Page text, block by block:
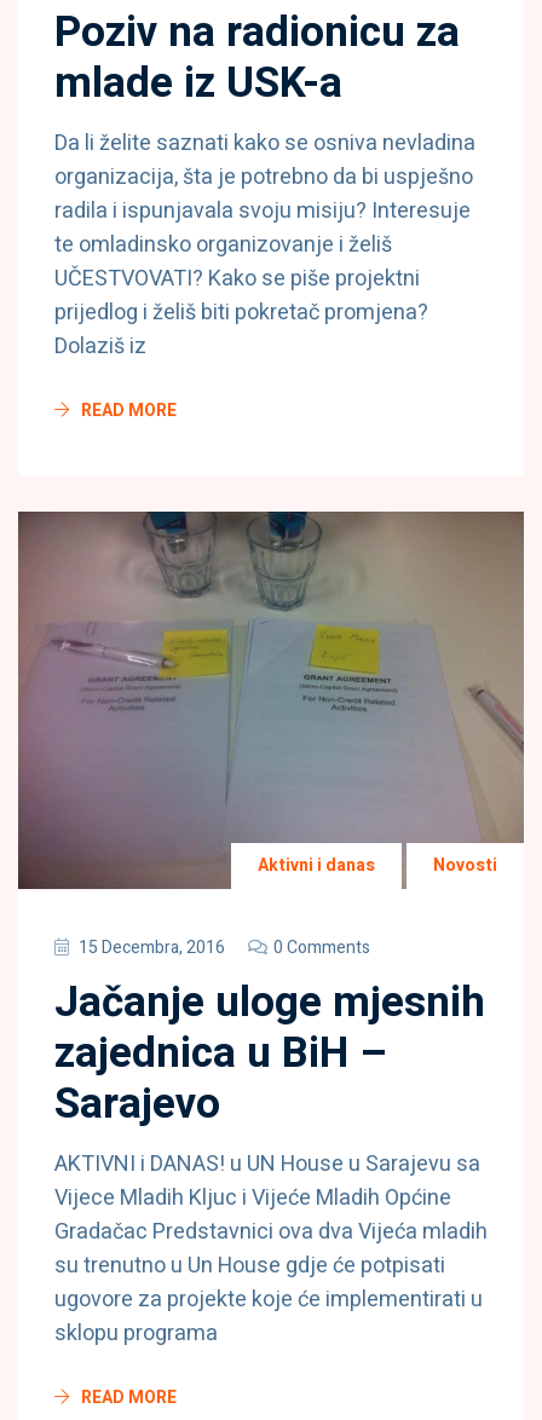
Poziv na radionicu za
mlade iz USK-a
Da li želite saznati kako se osniva nevladina
organizacija, šta je potrebno da bi uspješno
radila i ispunjavala svoju misiju? Interesuje
te omladinsko organizovanje i želiš
UČESTVOVATI? Kako se piše projektni
prijedlog i želiš biti pokretač promjena?
Dolaziš iz
READ MORE
Aktivni i danas Novosti
15 Decembra, 2016 0 Comments
Jačanje uloge mjesnih
zajednica u BiH –
Sarajevo
AKTIVNI i DANAS! u UN House u Sarajevu sa
Vijece Mladih Kljuc i Vijeće Mladih Općine
Gradačac Predstavnici ova dva Vijeća mladih
su trenutno u Un House gdje će potpisati
ugovore za projekte koje će implementirati u
sklopu programa
READ MORE